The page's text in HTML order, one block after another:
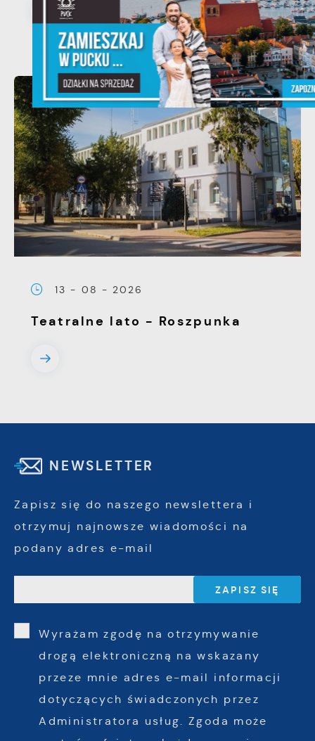
13 - 08 - 2026
Teatralne lato - Roszpunka
NEWSLETTER
Zapisz się do naszego newslettera i
otrzymuj najnowsze wiadomości na
podany adres e-mail
Wyrażam zgodę na otrzymywanie
drogą elektroniczną na wskazany
przeze mnie adres e-mail informacji
dotyczących świadczonych przez
Administratora usług. Zgoda może